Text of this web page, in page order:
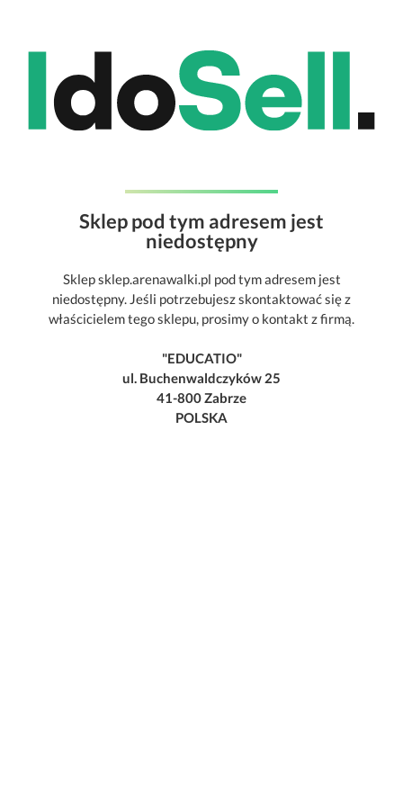
Sklep pod tym adresem jest
niedostępny
Sklep sklep.arenawalki.pl pod tym adresem jest
niedostępny. Jeśli potrzebujesz skontaktować się z
właścicielem tego sklepu, prosimy o kontakt z firmą.
"EDUCATIO"
ul. Buchenwaldczyków 25
41-800 Zabrze
POLSKA